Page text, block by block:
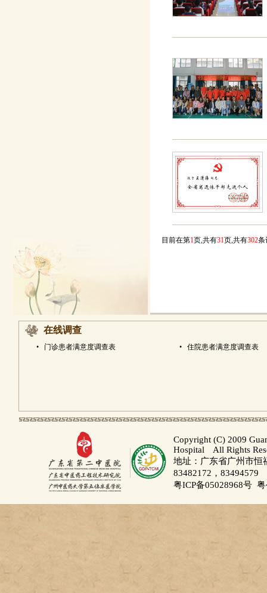
目前在第1页,共有31页,共有302
在线调查
• 门诊患者满意度调查表 • 住院患者满意度调查表
Copyright (C) 2009
Hospital All Rights
地址：广东省广州市
83482172，83494579
粤ICP备05028968号